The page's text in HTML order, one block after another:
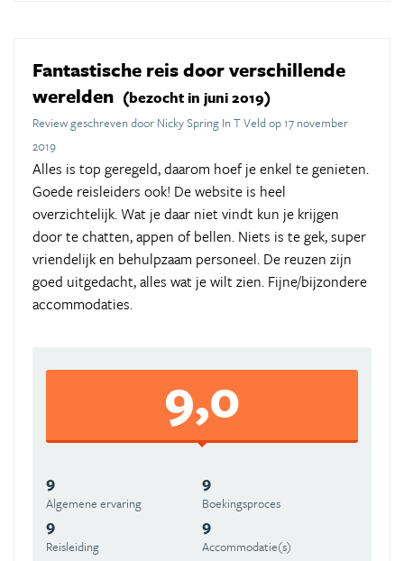
Fantastische reis door verschillende
werelden (bezocht in juni 2019)
Review geschreven door Nicky Spring In T Veld op 17 november
2019
Alles is top geregeld, daarom hoef je enkel te genieten.
Goede reisleiders ook! De website is heel
overzichtelijk. Wat je daar niet vindt kun je krijgen
door te chatten, appen of bellen. Niets is te gek, super
vriendelijk en behulpzaam personeel. De reuzen zijn
goed uitgedacht, alles wat je wilt zien. Fijne/bijzondere
accommodaties.
9,0
9
Algemene ervaring
9
Boekingsproces
9
Reisleiding
9
Accommodatie(s)